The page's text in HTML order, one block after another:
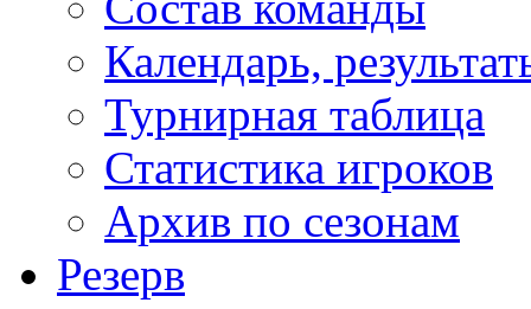
Календарь,
Турнирная таблица
Статистика игроков
Архив по сезонам
Резерв